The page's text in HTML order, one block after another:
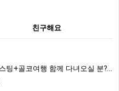
친구해요